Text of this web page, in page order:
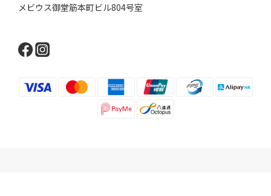
メビウス御堂筋本町ビル804号室